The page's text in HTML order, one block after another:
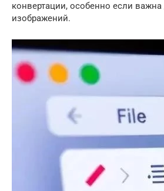
конвертации, особенно если важна
изображений.